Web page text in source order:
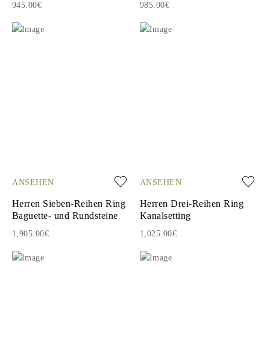
945.00€ 985.00€
ANSEHEN
Herren Sieben-Reihen Ring
Baguette- und Rundsteine
1,905.00€
ANSEHEN
Herren Drei-Reihen Ring
Kanalsetting
1,025.00€